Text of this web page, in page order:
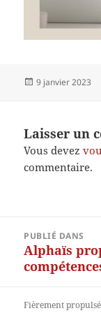
Publié
9 janvier 2023
Laisser un
Vous devez
commentaire.
l’article
PUBLIÉ DANS
Alphaïs
Fièrement